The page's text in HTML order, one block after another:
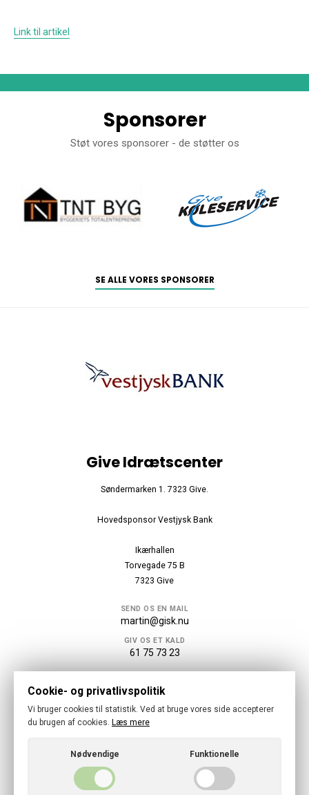
Link til artikel
Sponsorer
Støt vores sponsorer - de støtter os
SE ALLE VORES SPONSORER
Give Idrætscenter
Søndermarken 1. 7323 Give.
Hovedsponsor Vestjysk Bank
Ikærhallen
Torvegade 75 B
7323 Give
SEND OS EN MAIL
martin@gisk.nu
GIV OS ET KALD
61 75 73 23
Følg os
Cookie- og privatlivspolitik
Vi bruger cookies til statistik. Ved at bruge vores side accepterer
du brugen af cookies. Læs mere
Nødvendige Funktionelle